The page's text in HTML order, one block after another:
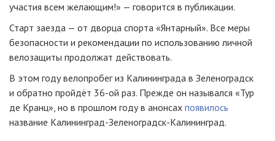
участия всем желающим!» — говорится в публикации.
Старт заезда — от дворца спорта «Янтарный». Все меры
безопасности и рекомендации по использованию личной
велозащиты продолжат действовать.
В этом году велопробег из Калининграда в Зеленоградск
и обратно пройдёт 36-ой раз. Прежде он назывался «Тур
де Кранц», но в прошлом году в анонсах появилось
название Калининград-Зеленоградск-Калининград.